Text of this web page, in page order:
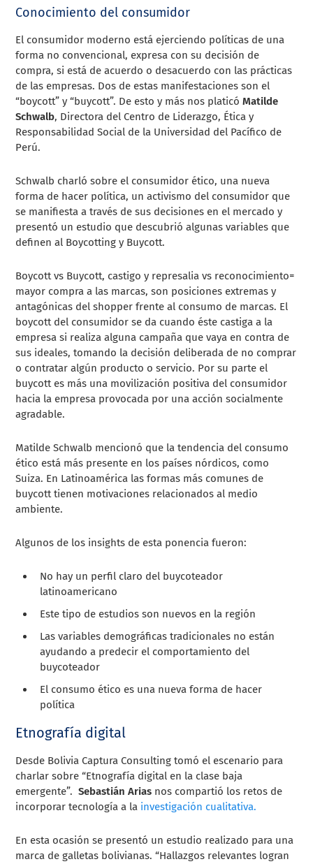
Conocimiento del consumidor
El consumidor moderno está ejerciendo políticas de una
forma no convencional, expresa con su decisión de
compra, si está de acuerdo o desacuerdo con las prácticas
de las empresas. Dos de estas manifestaciones son el
“boycott” y “buycott”. De esto y más nos platicóMatilde
Schwalb, Directora del Centro de Liderazgo, Ética y
Responsabilidad Social de la Universidad del Pacífico de
Perú.
Schwalb charló sobre el consumidor ético, una nueva
forma de hacer política, un activismo del consumidor que
se manifiesta a través de sus decisiones en el mercado y
presentó un estudio que descubrió algunas variables que
definen al Boycotting y Buycott.
Boycott vs Buycott, castigo y represalia vs reconocimiento=
mayor compra a las marcas, son posiciones extremas y
antagónicas del shopper frente al consumo de marcas. El
boycott del consumidor se da cuando éste castiga a la
empresa si realiza alguna campaña que vaya en contra de
sus ideales, tomando la decisión deliberada de no comprar
o contratar algún producto o servicio. Por su parte el
buycott es más una movilización positiva del consumidor
hacia la empresa provocada por una acción socialmente
agradable.
Matilde Schwalb mencionó que la tendencia del consumo
ético está más presente en los países nórdicos, como
Suiza. En Latinoamérica las formas más comunes de
buycott tienen motivaciones relacionados al medio
ambiente.
Algunos de los insights de esta ponencia fueron:
No hay un perfil claro del buycoteador
latinoamericano
Este tipo de estudios son nuevos en la región
Las variables demográficas tradicionales no están
ayudando a predecir el comportamiento del
buycoteador
El consumo ético es una nueva forma de hacer
política
Etnografía digital
Desde Bolivia Captura Consulting tomó el escenario para
charlar sobre “Etnografía digital en la clase baja
emergente”.Sebastián Arias nos compartió los retos de
incorporar tecnología a la investigación cualitativa.
En esta ocasión se presentó un estudio realizado para una
marca de galletas bolivianas. “Hallazgos relevantes logran